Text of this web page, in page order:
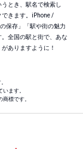
とき、駅名で検索し
きます。iPhone /
保存」「駅や街の魅力
全国の駅と街で、あな
ありますように！
ます。
標です。